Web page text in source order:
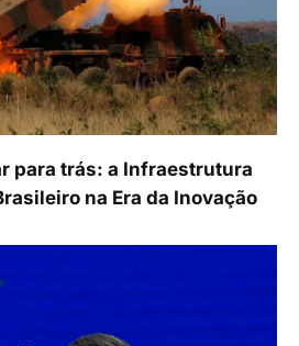
para trás: a Infraestrutura
na Era da Inovação